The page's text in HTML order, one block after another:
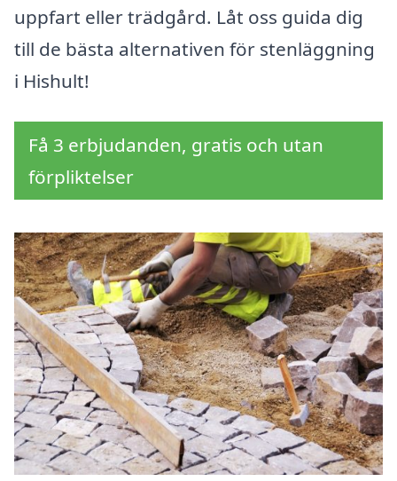
uppfart eller trädgård. Låt oss guida dig
till de bästa alternativen för stenläggning
i Hishult!
Få 3 erbjudanden, gratis och utan
förpliktelser